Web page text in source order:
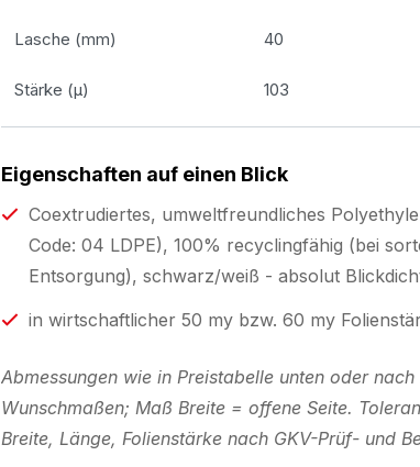
Lasche (mm) 40
Stärke (µ) 103
Eigenschaften auf einen Blick
Coextrudiertes, umweltfreundliches
Code: 04 LDPE), 100% recyclingfähig (bei
Entsorgung), schwarz/weiß - absolut
in wirtschaftlicher 50 my bzw. 60 my
Abmessungen wie in Preistabelle unten oder nach
Wunschmaßen; Maß Breite = offene Seite.
Breite, Länge, Folienstärke nach GKV-Prüf- und